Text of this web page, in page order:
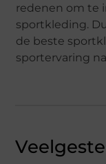
redenen om te
sportkleding.
de beste
sportervaring